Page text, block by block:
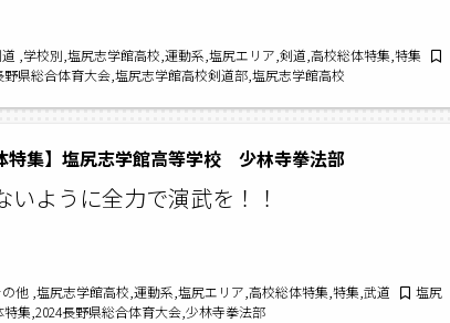
,学校別,塩尻志学館高校,運動系,塩尻エリア,剣道,高校総体特集,特集
野県総合体育大会,塩尻志学館高校剣道部,塩尻志学館高校
特集】塩尻志学館高等学校 少林寺拳法部
いように全力で演武を！！
の他 ,塩尻志学館高校,運動系,塩尻エリア,高校総体特集,特集,武道
塩尻
集,2024長野県総合体育大会,少林寺拳法部